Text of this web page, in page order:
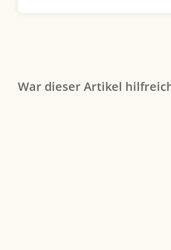
War dieser Artikel